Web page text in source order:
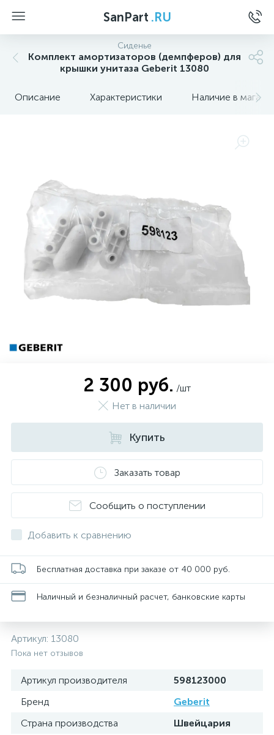
SanPart .RU
Сиденье
Комплект амортизаторов (демпферов) для
крышки унитаза Geberit 13080
Описание Характеристики Наличие в
2 300 руб. /шт
Нет в наличии
Купить
Заказать товар
Сообщить о поступлении
Добавить к сравнению
Бесплатная доставка при заказе от 40 000 руб.
Наличный и безналичный расчет, банковские карты
Артикул: 13080
Пока нет отзывов
Артикул производителя
598123000
Бренд
Geberit
Страна производства
Швейцария